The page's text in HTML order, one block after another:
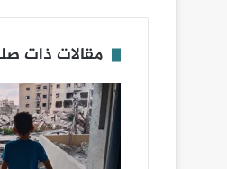
مقالات ذات